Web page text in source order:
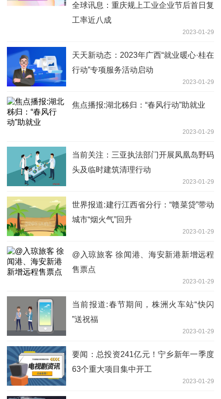
全球讯息：重庆规上工业企业节后首日复
工率近八成
2023-01-29
天天新动态：2023年广西“就业暖心·桂在
行动”专项服务活动启动
2023-01-29
焦点播报:湖北秭归：“春风行动”助就业
2023-01-29
当前关注：三亚执法部门开展凤凰岛野码
头及临时建筑清理行动
2023-01-29
世界报道:建行江西省分行：“赣菜贷”带动
城市“烟火气”回升
2023-01-29
@入琼旅客 徐闻港、海安新港新增远程
售票点
2023-01-29
当前报道:春节期间，株洲火车站“快闪
”送祝福
2023-01-29
要闻：总投资241亿元！宁乡新年一季度
63个重大项目集中开工
2023-01-29